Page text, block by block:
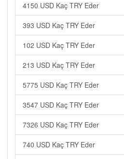
4150 USD Kaç TRY Eder
393 USD Kaç TRY Eder
102 USD Kaç TRY Eder
213 USD Kaç TRY Eder
5775 USD Kaç TRY Eder
3547 USD Kaç TRY Eder
7326 USD Kaç TRY Eder
740 USD Kaç TRY Eder